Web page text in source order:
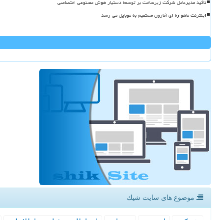
تاکید مدیرعامل شرکت زیرساخت بر توسعه دستیار هوش مصنوعی اختصاصی
اینترنت ماهواره ای آمازون مستقیم به موبایل می رسد
موضوع های سایت شیك